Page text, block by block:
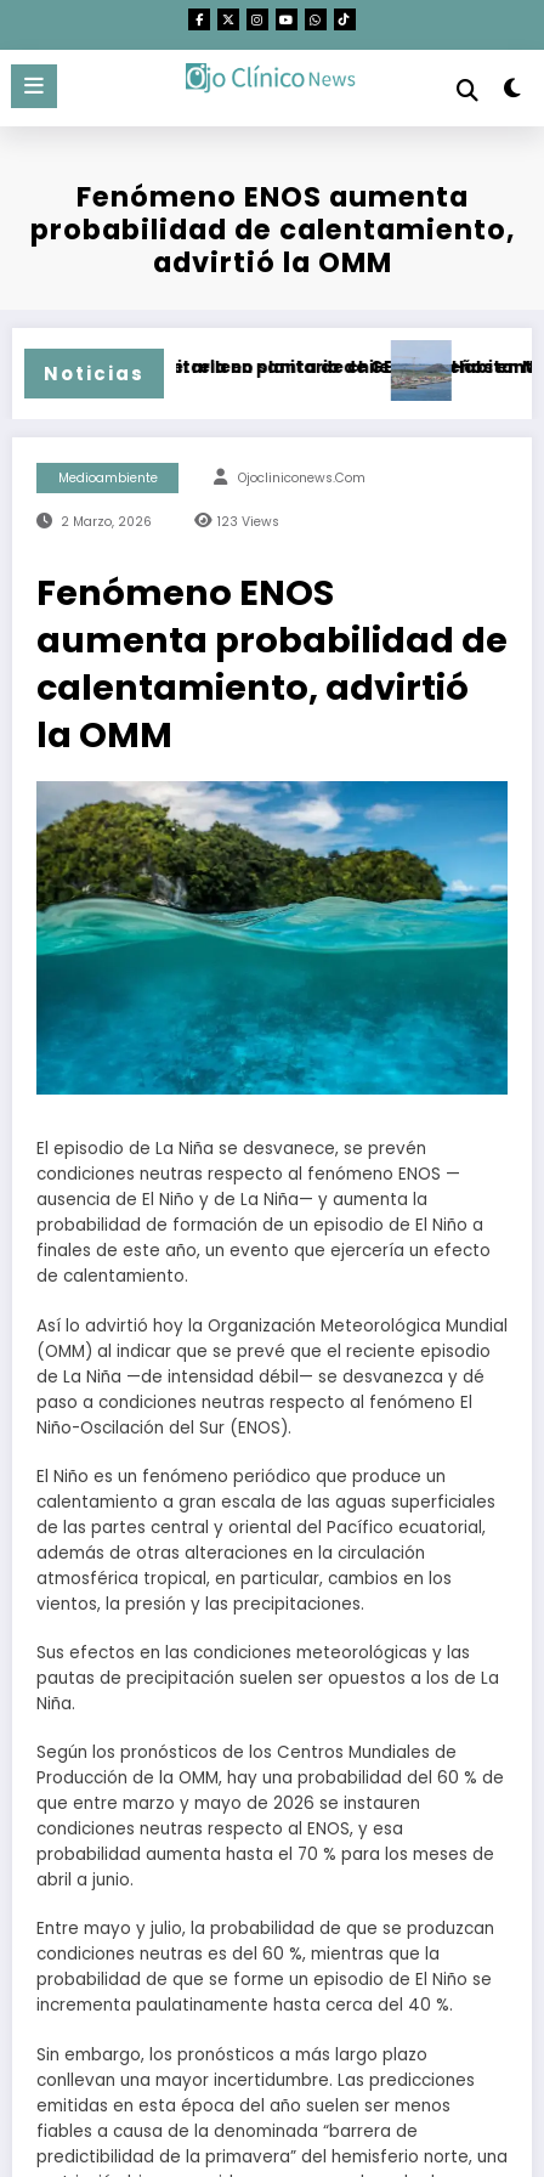
contenido
Fenómeno ENOS aumenta
probabilidad de calentamiento,
advirtió la OMM
Noticias
clausurar el relleno sanitario de GEN
sanitaria en planta de chiles jalapeños en NL por
Habitantes de
Medioambiente Ojocliniconews.com
2 Marzo, 2026 123 Views
Fenómeno ENOS
aumenta probabilidad de
calentamiento, advirtió
la OMM
El episodio de La Niña se desvanece, se prevén
condiciones neutras respecto al fenómeno ENOS —
ausencia de El Niño y de La Niña— y aumenta la
probabilidad de formación de un episodio de El Niño a
finales de este año, un evento que ejercería un efecto
de calentamiento.
Así lo advirtió hoy la Organización Meteorológica Mundial
(OMM) al indicar que se prevé que el reciente episodio
de La Niña —de intensidad débil— se desvanezca y dé
paso a condiciones neutras respecto al fenómeno El
Niño-Oscilación del Sur (ENOS).
El Niño es un fenómeno periódico que produce un
calentamiento a gran escala de las aguas superficiales
de las partes central y oriental del Pacífico ecuatorial,
además de otras alteraciones en la circulación
atmosférica tropical, en particular, cambios en los
vientos, la presión y las precipitaciones.
Sus efectos en las condiciones meteorológicas y las
pautas de precipitación suelen ser opuestos a los de La
Niña.
Según los pronósticos de los Centros Mundiales de
Producción de la OMM, hay una probabilidad del 60 % de
que entre marzo y mayo de 2026 se instauren
condiciones neutras respecto al ENOS, y esa
probabilidad aumenta hasta el 70 % para los meses de
abril a junio.
Entre mayo y julio, la probabilidad de que se produzcan
condiciones neutras es del 60 %, mientras que la
probabilidad de que se forme un episodio de El Niño se
incrementa paulatinamente hasta cerca del 40 %.
Sin embargo, los pronósticos a más largo plazo
conllevan una mayor incertidumbre. Las predicciones
emitidas en esta época del año suelen ser menos
fiables a causa de la denominada “barrera de
predictibilidad de la primavera” del hemisferio norte, una